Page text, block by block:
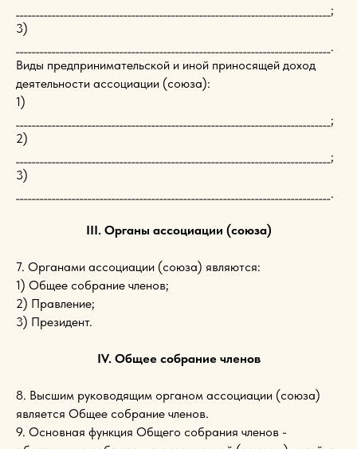
_______________________________________________________________________________;
3)
_______________________________________________________________________________.
Виды предпринимательской и иной приносящей доход
деятельности ассоциации (союза):
1)
_______________________________________________________________________________;
2)
_______________________________________________________________________________;
3)
_______________________________________________________________________________.
III. Органы ассоциации (союза)
7. Органами ассоциации (союза) являются:
1) Общее собрание членов;
2) Правление;
3) Президент.
IV. Общее собрание членов
8. Высшим руководящим органом ассоциации (союза)
является Общее собрание членов.
9. Основная функция Общего собрания членов -